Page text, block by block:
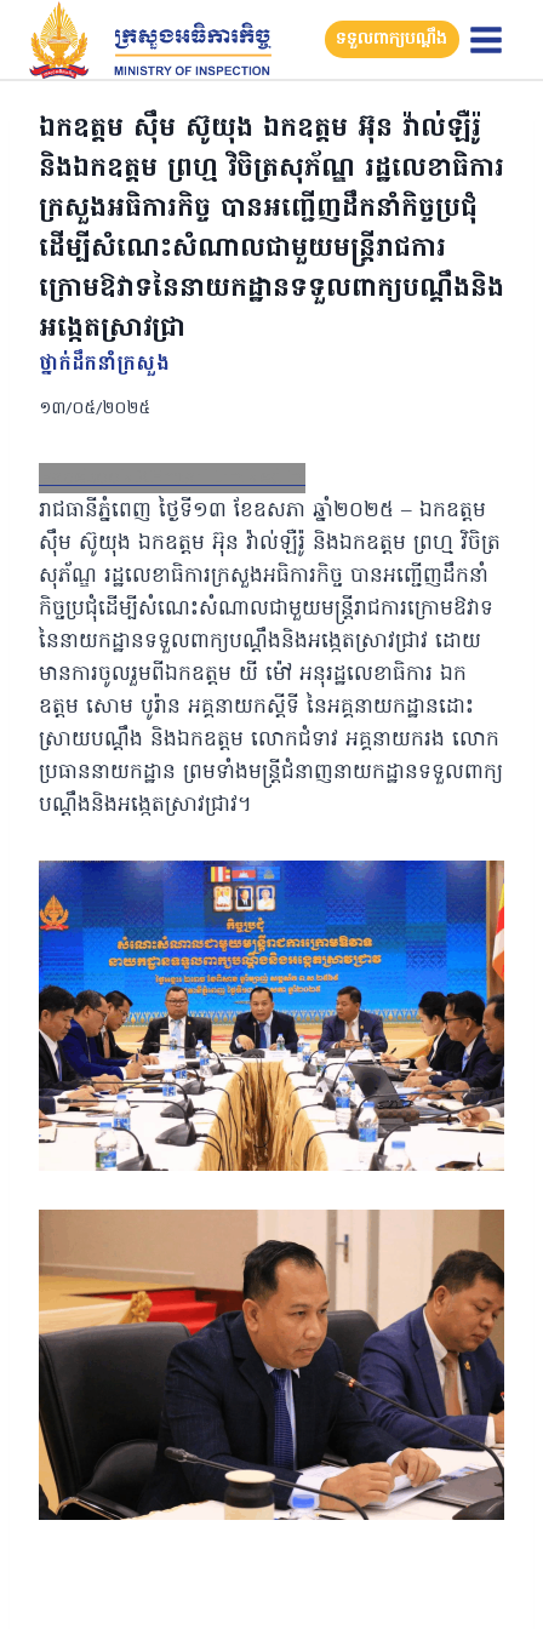
Skip
content
ទទួលពាក្យបណ្តឹង
ឯកឧត្តម ស៊ឹម ស៊ូយុង ឯកឧត្តម អ៊ុន វ៉ាល់ឡឺរ៉ូ
និងឯកឧត្តម ព្រហ្ម វិចិត្រសុភ័ណ្ឌ រដ្ឋលេខាធិការ
ក្រសួងអធិការកិច្ច បានអញ្ជើញដឹកនាំកិច្ចប្រជុំ
ដើម្បីសំណេះសំណាលជាមួយមន្ត្រីរាជការ
ក្រោមឱវាទនៃនាយកដ្ឋានទទួលពាក្យបណ្តឹងនិង
អង្កេតស្រាវជ្រា
ថ្នាក់ដឹកនាំក្រសួង
១៣/០៥/២០២៥
FacebookXEmailLinkedIn
រាជធានីភ្នំពេញ ថ្ងៃទី១៣ ខែឧសភា ឆ្នាំ២០២៥ – ឯកឧត្តម
ស៊ឹម ស៊ូយុង ឯកឧត្តម អ៊ុន វ៉ាល់ឡឺរ៉ូ និងឯកឧត្តម ព្រហ្ម វិចិត្រ
សុភ័ណ្ឌ រដ្ឋលេខាធិការក្រសួងអធិការកិច្ច បានអញ្ជើញដឹកនាំ
កិច្ចប្រជុំដើម្បីសំណេះសំណាលជាមួយមន្ត្រីរាជការក្រោមឱវាទ
នៃនាយកដ្ឋានទទួលពាក្យបណ្តឹងនិងអង្កេតស្រាវជ្រាវ ដោយ
មានការចូលរួមពីឯកឧត្តម យី ម៉ៅ អនុរដ្ឋលេខាធិការ ឯក
ឧត្តម សោម បូរ៉ាន អគ្គនាយកស្តីទី នៃអគ្គនាយកដ្ឋានដោះ
ស្រាយបណ្តឹង និងឯកឧត្តម លោកជំទាវ អគ្គនាយករង លោក
ប្រធាននាយកដ្ឋាន ព្រមទាំងមន្រ្តីជំនាញនាយកដ្ឋានទទួលពាក្យ
បណ្តឹងនិងអង្កេតស្រាវជ្រាវ។